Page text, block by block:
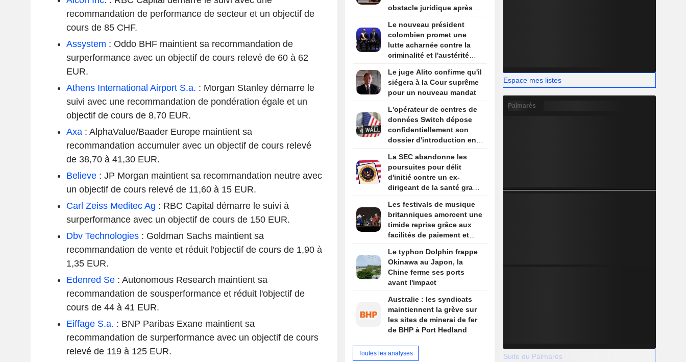
recommandation de performance de secteur et un objectif de
cours de 85 CHF.
Assystem : Oddo BHF maintient sa recommandation de
surperformance avec un objectif de cours relevé de 60 à 62
EUR.
Athens International Airport S.a. : Morgan Stanley démarre le
suivi avec une recommandation de pondération égale et un
objectif de cours de 8,70 EUR.
Axa: AlphaValue/Baader Europe maintient sa
recommandation accumuler avec un objectif de cours relevé
de 38,70 à 41,30 EUR.
Believe: JP Morgan maintient sa recommandation neutre avec
un objectif de cours relevé de 11,60 à 15 EUR.
Carl Zeiss Meditec Ag : RBC Capital démarre le suivi à
surperformance avec un objectif de cours de 150 EUR.
Dbv Technologies: Goldman Sachs maintient sa
recommandation de vente et réduit l'objectif de cours de 1,90 à
1,35 EUR.
Edenred Se: Autonomous Research maintient sa
recommandation de sousperformance et réduit l'objectif de
cours de 44 à 41 EUR.
Eiffage S.a. : BNP Paribas Exane maintient sa
recommandation de surperformance avec un objectif de cours
relevé de 119 à 125 EUR.
obstacle juridique après
suprême
Le nouveau président
colombien promet une
lutte acharnée contre la
criminalité et l'austérité
discours d'investiture
Le juge Alito confirme qu'il
siégera à la Cour suprême
pour un nouveau mandat
L'opérateur de centres de
données Switch dépose
confidentiellement son
dossier d'introduction en
selon Bloomberg News
La SEC abandonne les
poursuites pour délit
d'initié contre un ex-
dirigeant de la santé gracié
Les festivals de musique
britanniques amorcent une
timide reprise grâce aux
facilités de paiement et
Le typhon Dolphin frappe
Okinawa au Japon, la
Chine ferme ses ports
avant l'impact
Australie : les syndicats
maintiennent la grève sur
les sites de minerai de fer
de BHP à Port Hedland
Toutes les analyses
Espace mes listes
Palmarès
Suite du Palmarès